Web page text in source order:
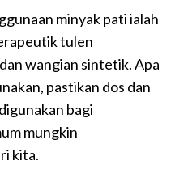
minyak pati ialah
tulen
wangian sintetik. Apa
pastikan dos dan
bagi
mungkin
kita.